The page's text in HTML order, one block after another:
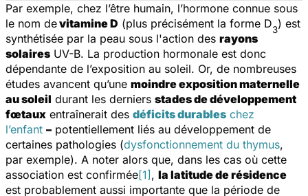
Par exemple, chez l’être humain, l’hormone connue sous
le nom devitamine D (plus précisément la forme D3) est
synthétisée par la peau sous l'action des rayons
solaires UV-B. La production hormonale est donc
dépendante de l’exposition au soleil. Or, de nombreuses
études avancent qu’une moindre exposition maternelle
au soleil durant les derniers stades de développement
fœtaux entraînerait des déficits durables chez
l’enfant – potentiellement liés au développement de
certaines pathologies (dysfonctionnement du thymus,
par exemple). A noter alors que, dans les cas où cette
association est confirmée[1], la latitude de résidence
est probablement aussi importante que la période de